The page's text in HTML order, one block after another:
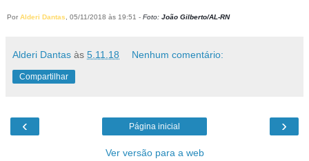
Por Alderi Dantas, 05/11/2018 às 19:51 - Foto: João Gilberto/AL-RN
Alderi Dantas às 5.11.18 Nenhum comentário:
Compartilhar
‹ ›
Página inicial
Ver versão para a web